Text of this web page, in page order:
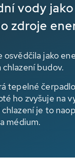
vody
zdroje
osvědčila jako
budov.
tepelné
ho zvyšuje na
je to
médium.